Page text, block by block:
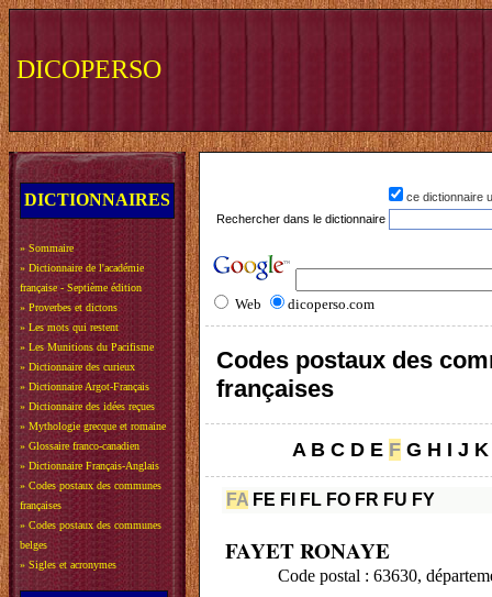
DICOPERSO
DICTIONNAIRES
» Sommaire
» Dictionnaire de l'académie
française - Septième édition
» Proverbes et dictons
» Les mots qui restent
» Les Munitions du Pacifisme
» Dictionnaire des curieux
» Dictionnaire Argot-Français
» Dictionnaire des idées reçues
» Mythologie grecque et romaine
» Glossaire franco-canadien
» Dictionnaire Français-Anglais
» Codes postaux des communes
françaises
» Codes postaux des communes
belges
» Sigles et acronymes
ce dictionnaire
Rechercher dans le dictionnaire
Web dicoperso.com
Codes postaux des
françaises
A B C D E F G H I J K
FA FE FI FL FO FR FU FY
FAYET RONAYE
Code postal : 63630,